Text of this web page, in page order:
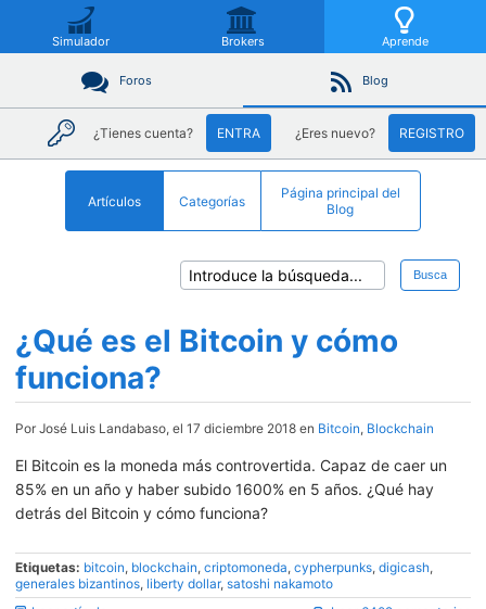
Simulador Brokers Aprende
Foros Blog
¿Tienes cuenta? ENTRA ¿Eres nuevo? REGISTRO
Artículos Categorías
Página principal del
Blog
Busca
¿Qué es el Bitcoin y cómo
funciona?
Por José Luis Landabaso, el 17 diciembre 2018 en Bitcoin, Blockchain
El Bitcoin es la moneda más controvertida. Capaz de caer un
85% en un año y haber subido 1600% en 5 años. ¿Qué hay
detrás del Bitcoin y cómo funciona?
Etiquetas: bitcoin, blockchain, criptomoneda, cypherpunks, digicash,
generales bizantinos, liberty dollar, satoshi nakamoto